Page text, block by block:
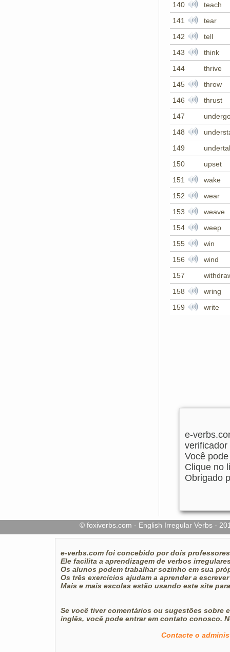
140
teach
141
tear
142
tell
143
think
144
thrive
145
throw
146
thrust
147
148
149
150
upset
151
wake
152
wear
153
weave
154
weep
155
win
156
wind
157
158
wring
159
write
e-
Você
Clique no
Obrigado
© foxiverbs.com - English Irregular Verbs
e-verbs.com foi concebido por dois
Ele facilita a aprendizagem de verbos
Os alunos podem trabalhar sozinho em sua
Os três exercícios ajudam a aprender a
Mais e mais escolas estão usando este site
Se você tiver comentários ou sugestões sobre
inglês, você pode entrar em contato conosco.
Contacte o